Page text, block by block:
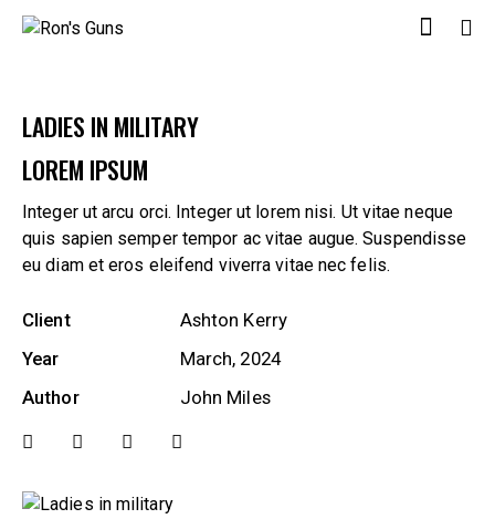
LADIES IN MILITARY
LOREM IPSUM
Integer ut arcu orci. Integer ut lorem nisi. Ut vitae neque
quis sapien semper tempor ac vitae augue. Suspendisse
eu diam et eros eleifend viverra vitae nec felis.
Client
Ashton Kerry
Year
March, 2024
Author
John Miles